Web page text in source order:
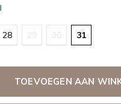
28 29 30 31
TOEVOEGEN AAN